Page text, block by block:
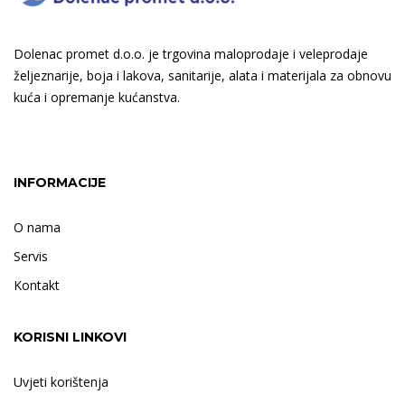
Dolenac promet d.o.o. je trgovina maloprodaje i veleprodaje
željeznarije, boja i lakova, sanitarije, alata i materijala za obnovu
kuća i opremanje kućanstva.
INFORMACIJE
O nama
Servis
Kontakt
KORISNI LINKOVI
Uvjeti korištenja